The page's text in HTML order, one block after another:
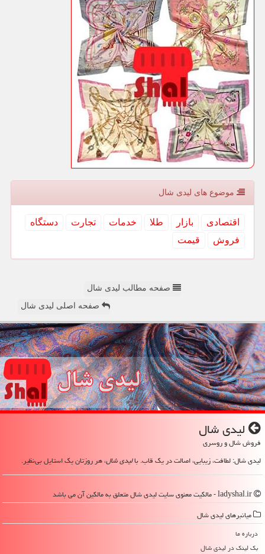
موضوع های لیدی شال
اقتصادی بازار طلا خدمات تجارت
دستگاه
فروش
قیمت
صفحه مطالب لیدی شال
صفحه اصلی لیدی شال
لیدی شال
فروش شال و روسری
لیدی شال: لطافت، زیبایی، اصالت در یک قاب. بالیدی شال، هر روزتان یک استایل بی‌نظیر.
میانبرهای لیدی شال
درباره ما
بک لینک در لیدی شال